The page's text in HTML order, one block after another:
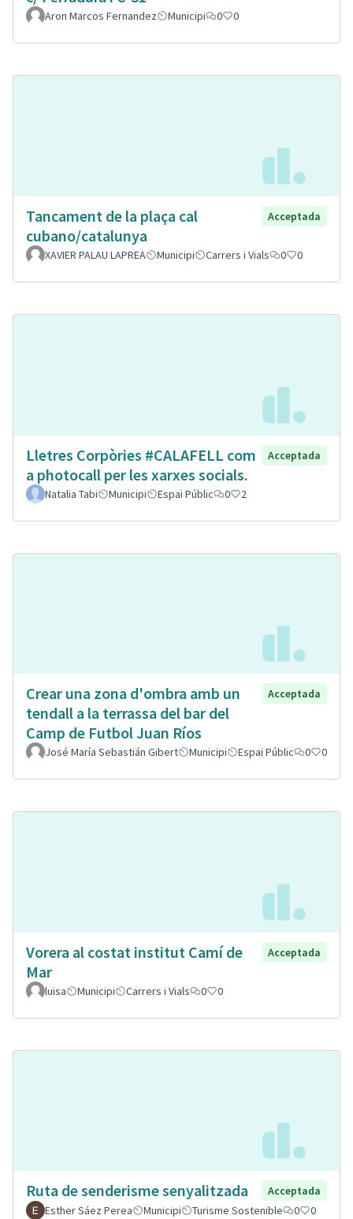
Aron Marcos Fernandez Municipi 0 0
Tancament de la plaça cal
cubano/catalunya
Acceptada
XAVIER PALAU LAPREA Municipi Carrers i Vials 0 0
Lletres Corpòries #CALAFELL com
a photocall per les xarxes socials.
Acceptada
Natalia Tabi Municipi Espai Públic 0 2
Crear una zona d'ombra amb un
tendall a la terrassa del bar del
Camp de Futbol Juan Ríos
Acceptada
José María Sebastián Gibert Municipi Espai Públic 0 0
Vorera al costat institut Camí de
Mar
Acceptada
luisa Municipi Carrers i Vials 0 0
Ruta de senderisme senyalitzada
Acceptada
Esther Sáez Perea
Municipi Turisme Sostenible 0 0